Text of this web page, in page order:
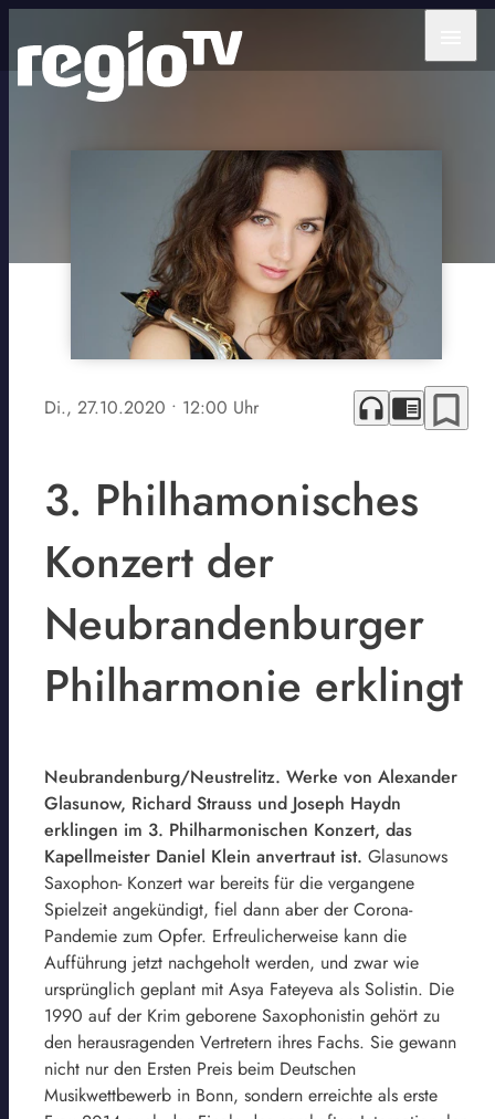
Di., 27.10.2020 • 12:00 Uhr headphones chrome_reader_mode bookmark_border
3. Philhamonisches
Konzert der
Neubrandenburger
Philharmonie erklingt
Neubrandenburg/Neustrelitz. Werke von Alexander
Glasunow, Richard Strauss und Joseph Haydn
erklingen im 3. Philharmonischen Konzert, das
Kapellmeister Daniel Klein anvertraut ist. Glasunows
Saxophon- Konzert war bereits für die vergangene
Spielzeit angekündigt, fiel dann aber der Corona-
Pandemie zum Opfer. Erfreulicherweise kann die
Aufführung jetzt nachgeholt werden, und zwar wie
ursprünglich geplant mit Asya Fateyeva als Solistin. Die
1990 auf der Krim geborene Saxophonistin gehört zu
den herausragenden Vertretern ihres Fachs. Sie gewann
nicht nur den Ersten Preis beim Deutschen
Musikwettbewerb in Bonn, sondern erreichte als erste